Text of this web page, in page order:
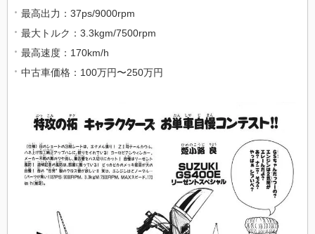
最高出力：37ps/9000rpm
最大トルク：3.3kgm/7500rpm
最高速度：170km/h
中古車価格：100万円〜250万円